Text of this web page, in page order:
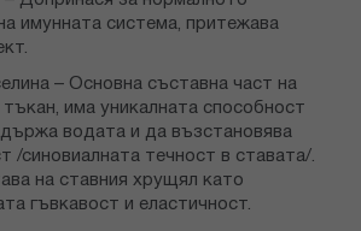
имунната система, притежава
– Oсновна съставна част на
има уникалната способност
водата и да възстановява
/синовиалната течност в ставата/.
на ставния хрущял като
гъвкавост и еластичност.